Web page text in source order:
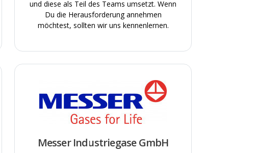
und diese als Teil des Teams umsetzt. Wenn
Du die Herausforderung annehmen
möchtest, sollten wir uns kennenlernen.
Messer Industriegase GmbH